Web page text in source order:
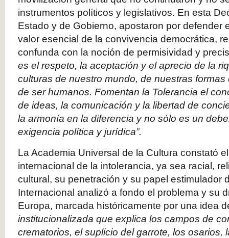
instrumentos políticos y legislativos. En esta
Estado y de Gobierno, apostaron por defender
valor esencial de la convivencia democrática,
confunda con la noción de permisividad y
es el respeto, la aceptación y el aprecio de la
culturas de nuestro mundo, de nuestras
de ser humanos. Fomentan la Tolerancia el
de ideas, la comunicación y la libertad de
la armonía en la diferencia y no sólo es un
exigencia política y jurídica”.
La Academia Universal de la Cultura constató
internacional de la intolerancia, ya sea racial,
cultural, su penetración y su papel estimulador
Internacional analizó a fondo el problema y su
Europa, marcada históricamente por una idea
institucionalizada que explica los campos de
crematorios, el suplicio del garrote, los osarios,